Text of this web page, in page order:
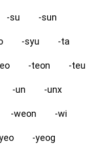
-su -sun
-syu -ta
-teon -teu
-un -unx
-weon -wi
-yeog